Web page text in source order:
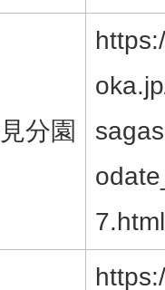
分園
7.html